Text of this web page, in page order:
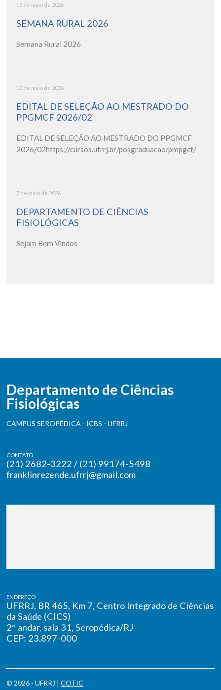
15 de maio de 2026
SEMANA RURAL 2026
Semana Rural 2026
12 de maio de 2026
EDITAL DE SELEÇÃO AO MESTRADO DO
PPGMCF 2026/02
EDITAL DE SELEÇÃO AO MESTRADO DO PPGMCF
2026/02https://cursos.ufrrj.br/posgraduacao/pmpgcf/
7 de maio de 2026
DEPARTAMENTO DE CIÊNCIAS
FISIOLÓGICAS
Sejam Bem Vindos
Departamento de Ciências
Fisiológicas
CAMPUS SEROPÉDICA - ICBS - UFRRJ
CONTATO
(21) 2682-3222 / (21) 99174-5498
franklinrezende.ufrrj@gmail.com
ENDEREÇO
UFRRJ, BR 465, Km 7, Centro Integrado de Ciências
da Saúde (CICS)
2° andar, sala 31, Seropédica/RJ
CEP: 23.897-000
© 2026 - UFRRJ |COTIC